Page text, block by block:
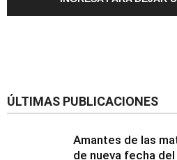
ÚLTIMAS PUBLICACIONES
Amantes de las
de nueva fecha